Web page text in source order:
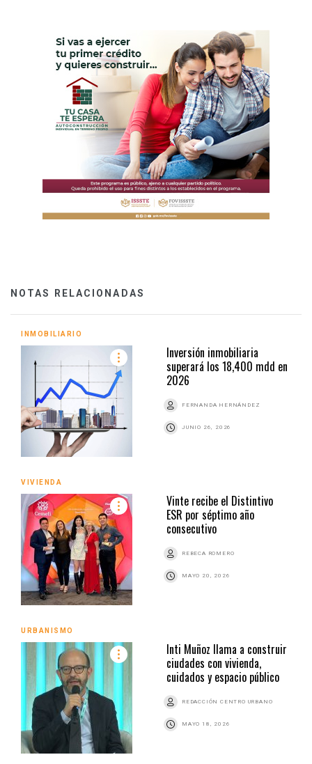
NOTAS RELACIONADAS
INMOBILIARIO
Inversión inmobiliaria
superará los 18,400 mdd en
2026
FERNANDA HERNÁNDEZ
JUNIO 26, 2026
VIVIENDA
Vinte recibe el Distintivo
ESR por séptimo año
consecutivo
REBECA ROMERO
MAYO 20, 2026
URBANISMO
Inti Muñoz llama a construir
ciudades con vivienda,
cuidados y espacio público
REDACCIÓN CENTRO URBANO
MAYO 18, 2026